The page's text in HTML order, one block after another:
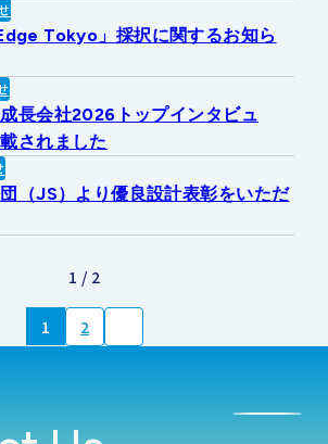
Tokyo」採択に関するお知ら
成長会社2026トップインタビュ
されました
（JS）より優良設計表彰をいただ
1 / 2
1 2